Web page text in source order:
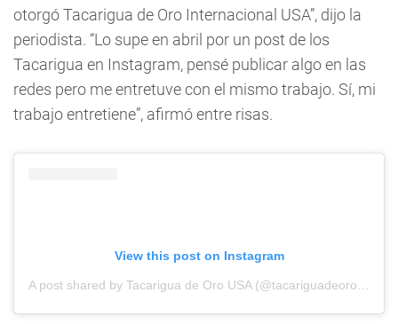
otorgó Tacarigua de Oro Internacional USA”, dijo la
periodista. “Lo supe en abril por un post de los
Tacarigua en Instagram, pensé publicar algo en las
redes pero me entretuve con el mismo trabajo. Sí, mi
trabajo entretiene”, afirmó entre risas.
View this post on Instagram